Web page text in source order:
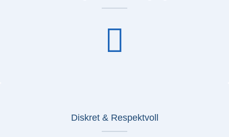
Diskret & Respektvoll